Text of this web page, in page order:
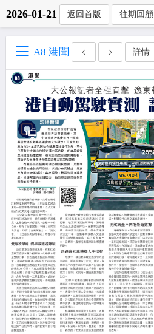
2026-01-21 返回首版 往期回顧
A8 港聞 詳情